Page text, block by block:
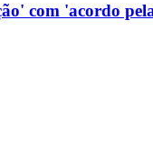
com 'acordo